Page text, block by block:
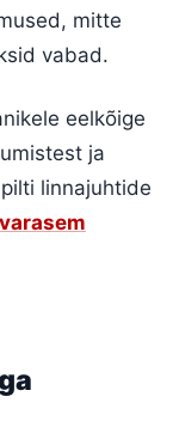
mitte
vabad.
eelkõige
ja
linnajuhtide